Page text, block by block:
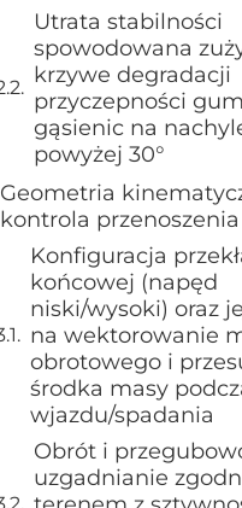
Utrata stabilności
spowodowana
krzywe degradacji
przyczepności
gąsienic na
powyżej 30°
Geometria
kontrola
Konfiguracja
końcowej (napęd
niski/wysoki) oraz
na wektorowanie
obrotowego i
środka masy
wjazdu/spadania
Obrót i
uzgadnianie